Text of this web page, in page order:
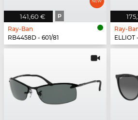
141,60 € P
Ray-Ban
RB4458D - 601/81
Ray-
ELLIOT